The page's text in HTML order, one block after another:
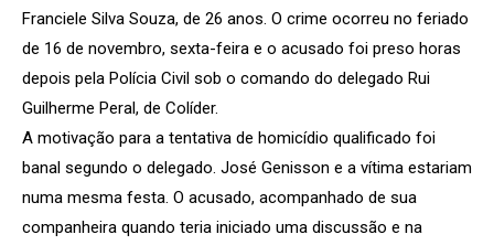
Franciele Silva Souza, de 26 anos. O crime ocorreu no feriado
de 16 de novembro, sexta-feira e o acusado foi preso horas
depois pela Polícia Civil sob o comando do delegado Rui
Guilherme Peral, de Colíder.
A motivação para a tentativa de homicídio qualificado foi
banal segundo o delegado. José Genisson e a vítima estariam
numa mesma festa. O acusado, acompanhado de sua
companheira quando teria iniciado uma discussão e na